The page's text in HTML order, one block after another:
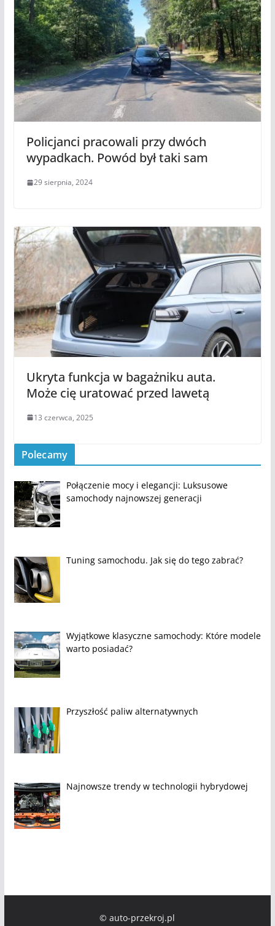
Policjanci pracowali przy dwóch
wypadkach. Powód był taki sam
29 sierpnia, 2024
Ukryta funkcja w bagażniku auta.
Może cię uratować przed lawetą
13 czerwca, 2025
Polecamy
Połączenie mocy i elegancji: Luksusowe
samochody najnowszej generacji
Tuning samochodu. Jak się do tego zabrać?
Wyjątkowe klasyczne samochody: Które modele
warto posiadać?
Przyszłość paliw alternatywnych
Najnowsze trendy w technologii hybrydowej
© auto-przekroj.pl